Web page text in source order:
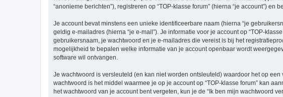
“anonieme berichten”), registreren op “TOP-klasse forum” (hierna “je account”)
Je account bevat minstens een unieke identificeerbare naam (hierna “je
geldig e-mailadres (hierna “je e-mail”). Je informatie voor je account op “TOP-
gebruikersnaam, je wachtwoord en je e-mailadres die vereist is bij het
mogelijkheid te bepalen welke informatie van je account openbaar wordt
software wil ontvangen.
Je wachtwoord is versleuteld (en kan niet worden ontsleuteld) waardoor het op
wachtwoord is het middel waarmee je op je account op “TOP-klasse forum” kan
het wachtwoord van je account bent vergeten, kun je de “Ik ben mijn wachtwoord